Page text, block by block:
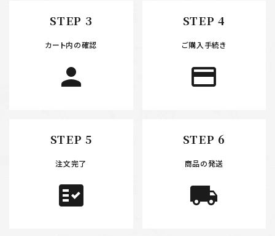
STEP 3
カート内の確認
person
STEP 4
ご購入手続き
payment
STEP 5
注文完了
fact_check
STEP 6
商品の発送
local_shipping